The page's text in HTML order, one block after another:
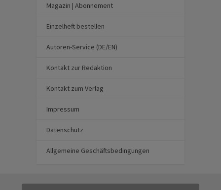
Magazin | Abonnement
Einzelheft bestellen
Autoren-Service (DE/EN)
Kontakt zur Redaktion
Kontakt zum Verlag
Impressum
Datenschutz
Allgemeine Geschäftsbedingungen